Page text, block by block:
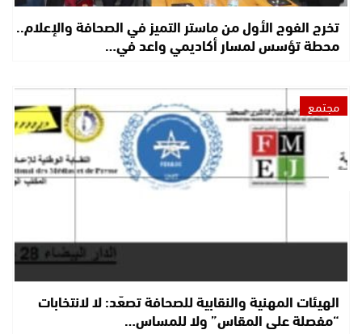
تخرج الفوج الأول من ماستر التميز في الصحافة والإعلام..
محطة تؤسس لمسار أكاديمي واعد في…
مجتمع
الهيئات المهنية والنقابية للصحافة تصعّد: لا لانتخابات
“مفصلة على المقاس” ولا للمساس…